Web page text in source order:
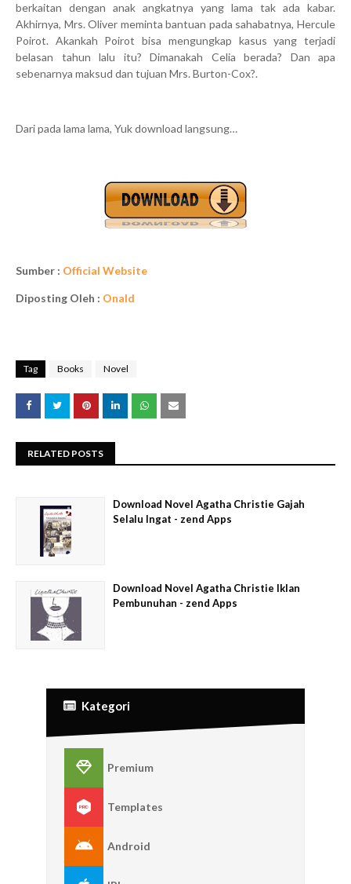
berkaitan dengan anak angkatnya yang lama tak ada kabar.
Akhirnya, Mrs. Oliver meminta bantuan pada sahabatnya, Hercule
Poirot. Akankah Poirot bisa mengungkap kasus yang terjadi
belasan tahun lalu itu? Dimanakah Celia berada? Dan apa
sebenarnya maksud dan tujuan Mrs. Burton-Cox?.
Dari pada lama lama, Yuk download langsung…
Sumber : Official Website
Diposting Oleh : Onald
Tag Books Novel
RELATED POSTS
Download Novel Agatha Christie Gajah
Selalu Ingat - zend Apps
Download Novel Agatha Christie Iklan
Pembunuhan - zend Apps
Kategori
Premium
Templates
Android